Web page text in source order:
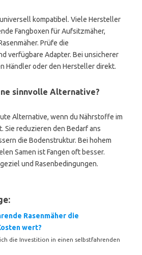
kompatibel. Viele Hersteller
Fangboxen für Aufsitzmäher,
Prüfe die
verfügbare Adapter. Bei unsicherer
Händler oder den Hersteller direkt.
sinnvolle Alternative?
Alternative, wenn du Nährstoffe im
Sie reduzieren den Bedarf ans
die Bodenstruktur. Bei hohem
Samen ist Fangen oft besser.
und Rasenbedingungen.
Rasenmäher die
wert?
die Investition in einen selbstfahrenden